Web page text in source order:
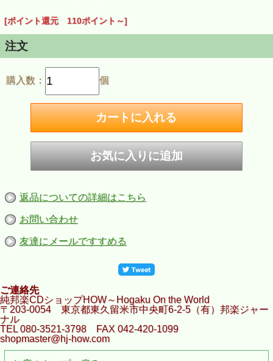
[ポイント還元 110ポイント～]
注文
購入数： 個
返品についての詳細はこちら
お問い合わせ
友達にメールですすめる
ご連絡先
純邦楽CDショップHOW～Hogaku On the World
〒203-0054 東京都東久留米市中央町6-2-5（有）邦楽ジャー
ナル
TEL 080-3521-3798 FAX 042-420-1099
shopmaster@hj-how.com